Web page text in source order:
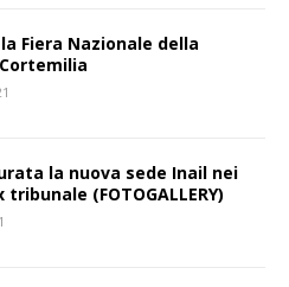
Fiera Nazionale della
la nuova sede Inail nei
tribunale (FOTOGALLERY)